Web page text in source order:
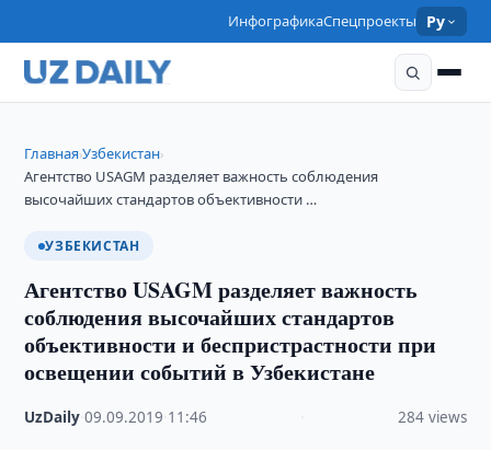
ИнфографикаСпецпроекты Ру
Главная›Узбекистан›
Агентство USAGM разделяет важность соблюдения
высочайших стандартов объективности …
УЗБЕКИСТАН
Агентство USAGM разделяет важность
соблюдения высочайших стандартов
объективности и беспристрастности при
освещении событий в Узбекистане
UzDaily ·09.09.2019 11:46 284 views